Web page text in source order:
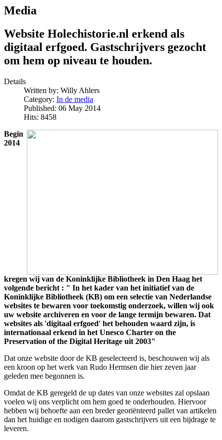
Media
Website Holechistorie.nl erkend als
digitaal erfgoed. Gastschrijvers gezocht
om hem op niveau te houden.
Details
Written by: Willy Ahlers
Category: In de media
Published: 06 May 2014
Hits: 8458
Begin
2014
kregen wij van de Koninklijke Bibliotheek in Den Haag het
volgende bericht : " In het kader van het initiatief van de
Koninklijke Bibliotheek (KB) om een selectie van Nederlandse
websites te bewaren voor toekomstig onderzoek, willen wij ook
uw website archiveren en voor de lange termijn bewaren. Dat
websites als 'digitaal erfgoed' het behouden waard zijn, is
internationaal erkend in het Unesco Charter on the
Preservation of the Digital Heritage uit 2003"
Dat onze website door de KB geselecteerd is, beschouwen wij als
een kroon op het werk van Rudo Hermsen die hier zeven jaar
geleden mee begonnen is.
Omdat de KB geregeld de up dates van onze websites zal opslaan
voelen wij ons verplicht om hem goed te onderhouden. Hiervoor
hebben wij behoefte aan een breder georiënteerd pallet van artikelen
dan het huidige en nodigen daarom gastschrijvers uit een bijdrage te
leveren.